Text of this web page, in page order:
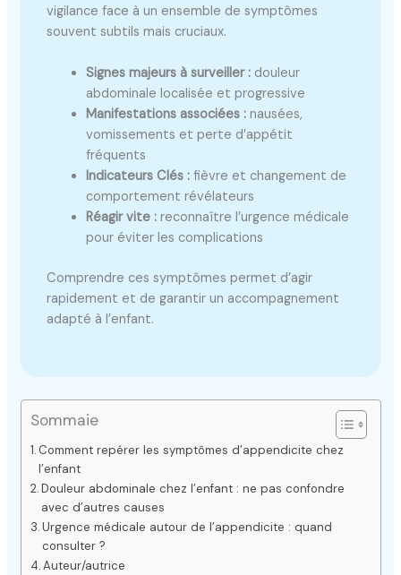
vigilance face à un ensemble de symptômes
souvent subtils mais cruciaux.
Signes majeurs à surveiller : douleur
abdominale localisée et progressive
Manifestations associées : nausées,
vomissements et perte d’appétit
fréquents
Indicateurs Clés : fièvre et changement de
comportement révélateurs
Réagir vite : reconnaître l’urgence médicale
pour éviter les complications
Comprendre ces symptômes permet d’agir
rapidement et de garantir un accompagnement
adapté à l’enfant.
Sommaie
Comment repérer les symptômes d’appendicite chez
l’enfant
Douleur abdominale chez l’enfant : ne pas confondre
avec d’autres causes
Urgence médicale autour de l’appendicite : quand
consulter ?
Auteur/autrice